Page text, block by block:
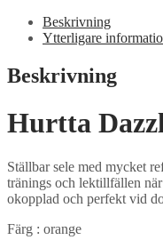
Beskrivning
Ytterligare
Beskrivning
Hurtta
Ställbar sele med mycket
tränings och lektillfällen
okopplad och perfekt vid
Färg : orange